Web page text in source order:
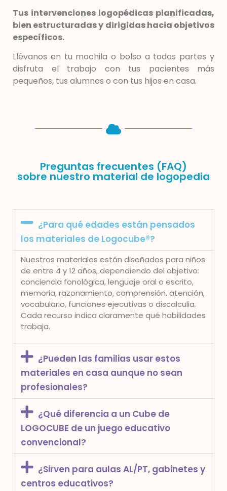
Tus intervenciones logopédicas planificadas,
bien estructuradas y dirigidas hacia objetivos
específicos.
Llévanos en tu mochila o bolso a todas partes y
disfruta el trabajo con tus pacientes más
pequeños, tus alumnos o con tus hijos en casa.
Preguntas frecuentes (FAQ)
sobre nuestro material de logopedia
¿Para qué edades están pensados
los materiales de Logocube®?
Nuestros materiales están diseñados para niños
de entre 4 y 12 años, dependiendo del objetivo:
conciencia fonológica, lenguaje oral o escrito,
memoria, razonamiento, comprensión, atención,
vocabulario, funciones ejecutivas o discalculia.
Cada recurso indica claramente qué habilidades
trabaja.
¿Pueden las familias usar estos
materiales en casa aunque no sean
profesionales?
¿Qué diferencia a un Cube de
LOGOCUBE de un juego educativo
convencional?
¿Sirven para aulas AL/PT, gabinetes y
centros educativos?